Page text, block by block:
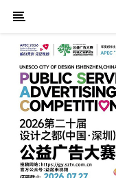
Skip to content